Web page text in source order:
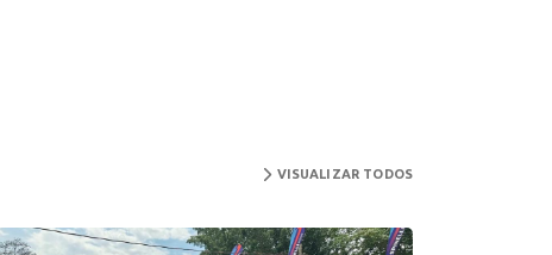
VISUALIZAR TODOS